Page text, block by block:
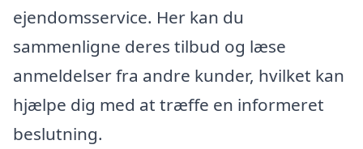
ejendomsservice. Her kan du
sammenligne deres tilbud og læse
anmeldelser fra andre kunder, hvilket kan
hjælpe dig med at træffe en informeret
beslutning.